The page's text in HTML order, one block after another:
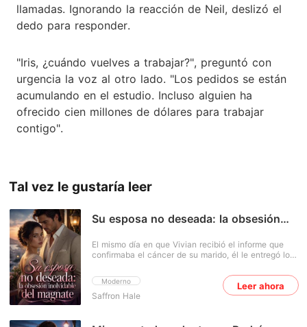
llamadas. Ignorando la reacción de Neil, deslizó el
dedo para responder.
"Iris, ¿cuándo vuelves a trabajar?", preguntó con
urgencia la voz al otro lado. "Los pedidos se están
acumulando en el estudio. Incluso alguien ha
ofrecido cien millones de dólares para trabajar
contigo".
Tal vez le gustaría leer
Su esposa no deseada: la obsesión
Moderno
Saffron Hale
El mismo día en que Vivian recibió el informe que
confirmaba el cáncer de su marido, él le entregó los
era la que se estaba muriendo, y su suegra dijo con
desdén: "¿Para qué gastar dinero si no vas a vivir?".
Su esposo declaró con brusquedad: "Ella está
Leer ahora